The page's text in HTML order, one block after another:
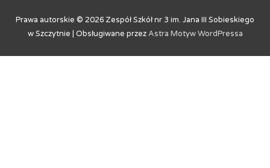
Prawa autorskie © 2026 Zespół Szkół nr 3 im. Jana III Sobieskiego
w Szczytnie | Obsługiwane przezAstra Motyw WordPressa